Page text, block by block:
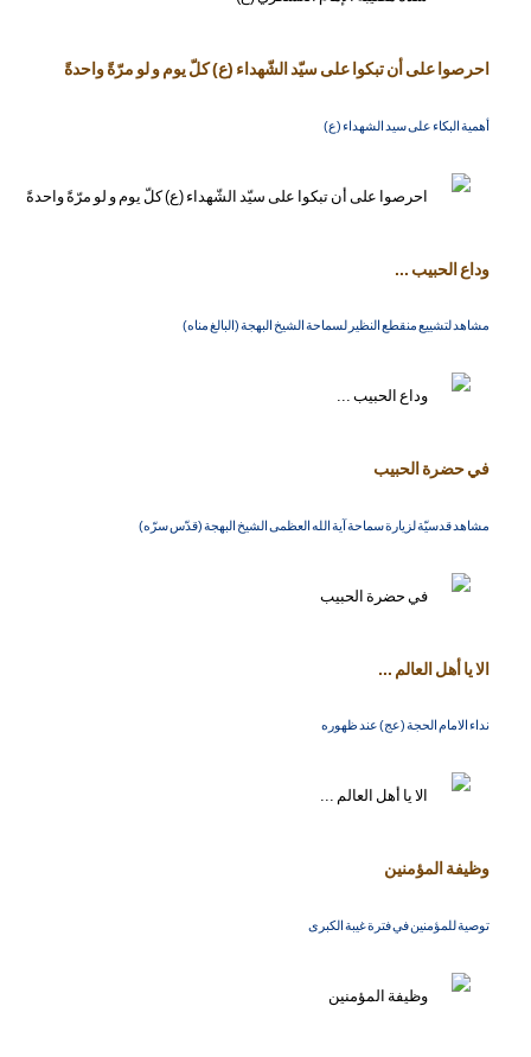
احرصوا على أن تبكوا على سيّد الشّهداء (ع) كلّ يوم و لو مرّةً واحدةً
أهمية البكاء على سيد الشهداء (ع)
وداع الحبيب ...
مشاهد لتشييع منقطع النظير لسماحة الشيخ البهجة (البالغ مناه)
في حضرة الحبيب
مشاهد قدسيّة لزيارة سماحة آية الله العظمى الشيخ البهجة (قدّس سرّه)
الا يا أهل العالم ...
نداء الامام الحجة (عج) عند ظهوره
وظيفة المؤمنين
توصية للمؤمنين في فترة غيبة الكبرى